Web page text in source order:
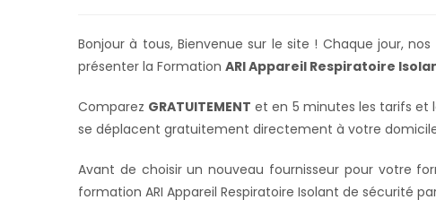
Bonjour à tous, Bienvenue sur le site ! Chaque jour,
présenter la Formation ARI Appareil Respiratoire
Comparez GRATUITEMENT et en 5 minutes les tarifs et
se déplacent gratuitement directement à votre
Avant de choisir un nouveau fournisseur pour votre
formation ARI Appareil Respiratoire Isolant de sécurité